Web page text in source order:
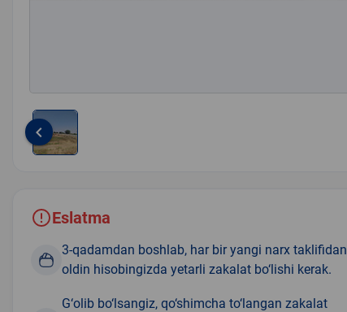
1
keyboard_arrow_left
Eslatma
3-qadamdan boshlab, har bir yangi narx taklifidan
oldin hisobingizda yetarli zakalat bo‘lishi kerak.
G‘olib bo‘lsangiz, qo‘shimcha to‘langan zakalat